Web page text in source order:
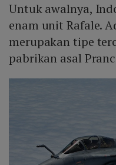
Untuk awalnya,
enam unit Rafale.
merupakan tipe
pabrikan asal